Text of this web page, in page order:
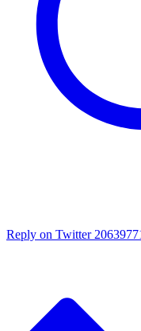
Reply on Twitter